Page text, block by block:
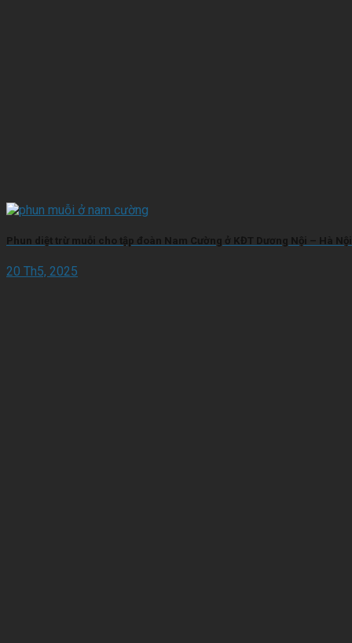
Phun diệt trừ muỗi cho tập đoàn Nam Cường ở KĐT Dương Nội – Hà Nội
20 Th5, 2025